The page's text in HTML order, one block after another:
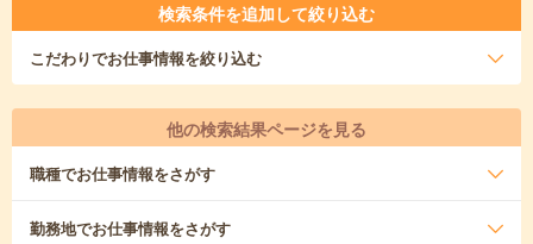
検索条件を追加して絞り込む
こだわりでお仕事情報を絞り込む
他の検索結果ページを見る
職種でお仕事情報をさがす
勤務地でお仕事情報をさがす